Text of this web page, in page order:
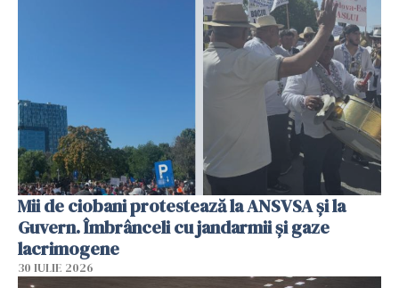
Mii de ciobani protestează la ANSVSA și la
Guvern. Îmbrânceli cu jandarmii și gaze
lacrimogene
30 IULIE 2026